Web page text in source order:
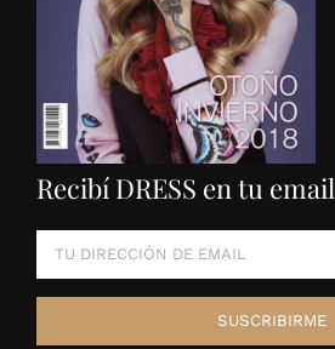
Recibí DRESS en tu email